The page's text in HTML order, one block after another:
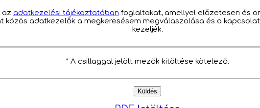
az adatkezelési tájékoztatóban foglaltakat, amellyel előzetesen és
közös adatkezelők a megkeresésem megválaszolása és a
kezeljék.
* A csillaggal jelölt mezők kitöltése kötelező.